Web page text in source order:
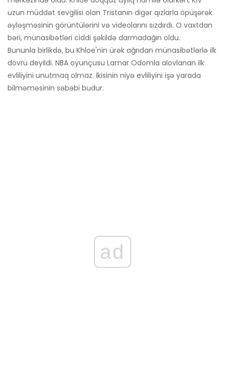
uzun müddət sevgilisi olan Tristanın digər qızlarla öpüşərək
əyləşməsinin görüntülərini və videolarını sızdırdı. O vaxtdan
bəri, münasibətləri ciddi şəkildə darmadağın oldu.
Bununla birlikdə, bu Khloe'nin ürək ağrıdan münasibətlərlə ilk
dövrü deyildi. NBA oyunçusu Lamar Odomla alovlanan ilk
evliliyini unutmaq olmaz. İkisinin niyə evliliyini işə yarada
bilməməsinin səbəbi budur.
ad